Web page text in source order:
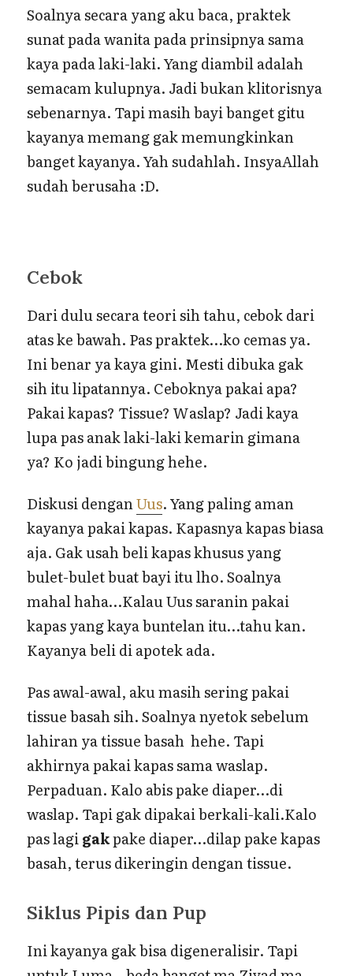
Soalnya secara yang aku baca, praktek
sunat pada wanita pada prinsipnya sama
kaya pada laki-laki. Yang diambil adalah
semacam kulupnya. Jadi bukan klitorisnya
sebenarnya. Tapi masih bayi banget gitu
kayanya memang gak memungkinkan
banget kayanya. Yah sudahlah. InsyaAllah
sudah berusaha :D.
Cebok
Dari dulu secara teori sih tahu, cebok dari
atas ke bawah. Pas praktek…ko cemas ya.
Ini benar ya kaya gini. Mesti dibuka gak
sih itu lipatannya. Ceboknya pakai apa?
Pakai kapas? Tissue? Waslap? Jadi kaya
lupa pas anak laki-laki kemarin gimana
ya? Ko jadi bingung hehe.
Diskusi denganUus. Yang paling aman
kayanya pakai kapas. Kapasnya kapas biasa
aja. Gak usah beli kapas khusus yang
bulet-bulet buat bayi itu lho. Soalnya
mahal haha…Kalau Uus saranin pakai
kapas yang kaya buntelan itu…tahu kan.
Kayanya beli di apotek ada.
Pas awal-awal, aku masih sering pakai
tissue basah sih. Soalnya nyetok sebelum
lahiran ya tissue basah hehe. Tapi
akhirnya pakai kapas sama waslap.
Perpaduan. Kalo abis pake diaper…di
waslap. Tapi gak dipakai berkali-kali.Kalo
pas lagigakpake diaper…dilap pake kapas
basah, terus dikeringin dengan tissue.
Siklus Pipis dan Pup
Ini kayanya gak bisa digeneralisir. Tapi